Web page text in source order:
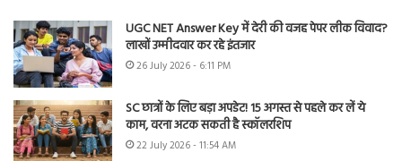
UGC NET Answer Key में देरी की वजह पेपर लीक विवाद?
लाखों उम्मीदवार कर रहे इंतजार
26 July 2026 - 6:11 PM
SC छात्रों के लिए बड़ा अपडेट! 15 अगस्त से पहले कर लें ये
काम, वरना अटक सकती है स्कॉलरशिप
22 July 2026 - 11:54 AM